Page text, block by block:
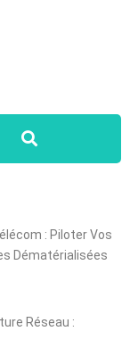
: Piloter Vos
Dématérialisées
Réseau :